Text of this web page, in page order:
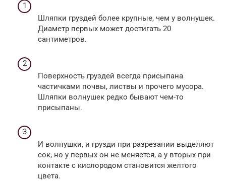
Шляпки груздей более крупные, чем у волнушек.
Диаметр первых может достигать 20
сантиметров.
Поверхность груздей всегда присыпана
частичками почвы, листвы и прочего мусора.
Шляпки волнушек редко бывают чем-то
присыпаны.
И волнушки, и грузди при разрезании выделяют
сок, но у первых он не меняется, а у вторых при
контакте с кислородом становится желтого
цвета.